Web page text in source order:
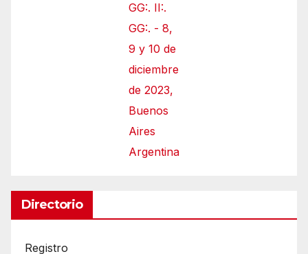
GG:. II:.
GG:. - 8,
9 y 10 de
diciembre
de 2023,
Buenos
Aires
Argentina
Directorio
Registro